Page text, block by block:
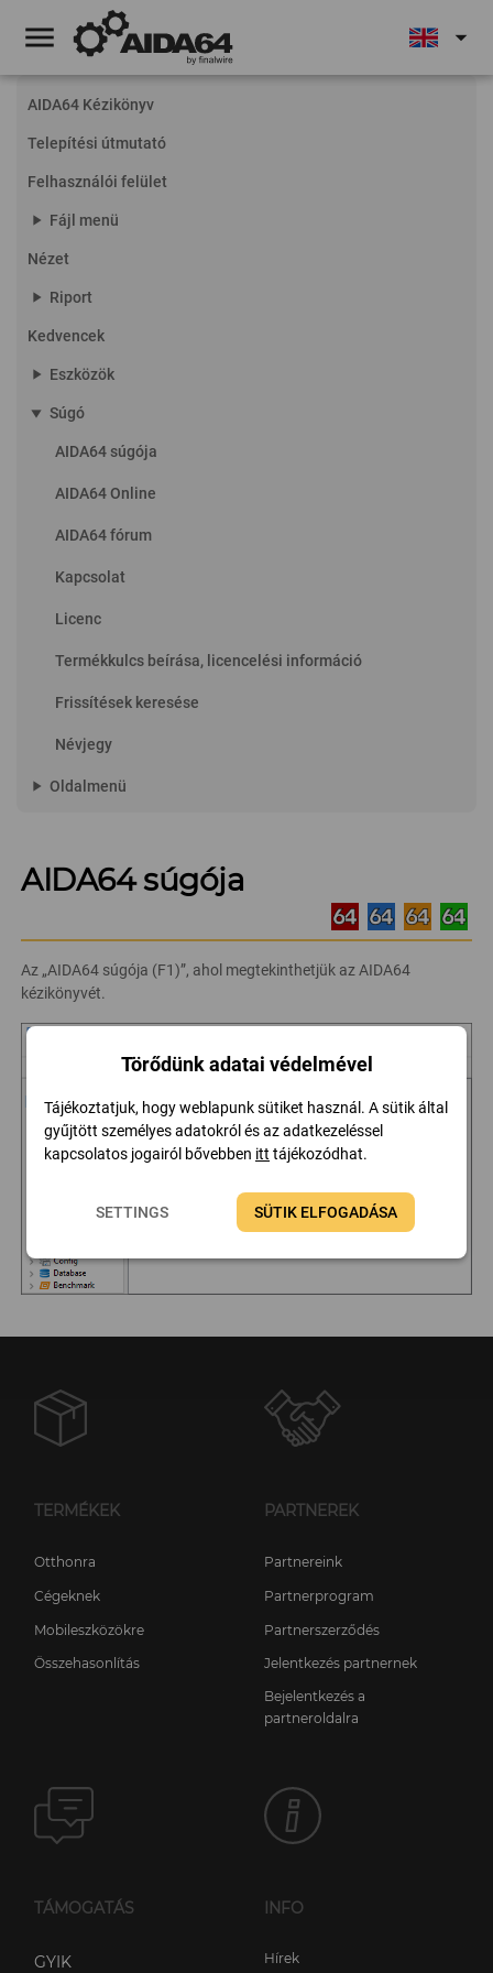
menu arrow_drop_down
AIDA64 Kézikönyv
Telepítési útmutató
Felhasználói felület
play_arrow Fájl menü
Nézet
play_arrow Riport
Kedvencek
play_arrow Eszközök
play_arrow Súgó
AIDA64 súgója
AIDA64 Online
AIDA64 fórum
Kapcsolat
Licenc
Termékkulcs beírása, licencelési információ
Frissítések keresése
Névjegy
play_arrow Oldalmenü
AIDA64 súgója
Az „AIDA64 súgója (F1)”, ahol megtekinthetjük az AIDA64
kézikönyvét.
TERMÉKEK
Otthonra
Cégeknek
Mobileszközökre
Összehasonlítás
PARTNEREK
Partnereink
Partnerprogram
Partnerszerződés
Jelentkezés partnernek
Bejelentkezés a
partneroldalra
TÁMOGATÁS
GYIK
INFO
Hírek
Törődünk adatai védelmével
Tájékoztatjuk, hogy weblapunk sütiket használ. A sütik által
gyűjtött személyes adatokról és az adatkezeléssel
kapcsolatos jogairól bővebben itt tájékozódhat.
SETTINGS SÜTIK ELFOGADÁSA